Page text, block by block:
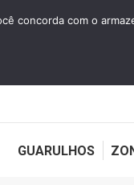
GUARULHOS
concorda com o